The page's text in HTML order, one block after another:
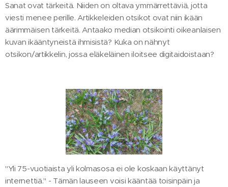
Sanat ovat tärkeitä. Niiden on oltava ymmärrettäviä, jotta
viesti menee perille. Artikkeleiden otsikot ovat niin ikään
äärimmäisen tärkeitä. Antaako median otsikointi oikeanlaisen
kuvan ikääntyneistä ihmisistä? Kuka on nähnyt
otsikon/artikkelin, jossa eläkeläinen iloitsee digitaidoistaan?
"Yli 75-vuotiaista yli kolmasosa ei ole koskaan käyttänyt
internettiä." - Tämän lauseen voisi kääntää toisinpäin ja